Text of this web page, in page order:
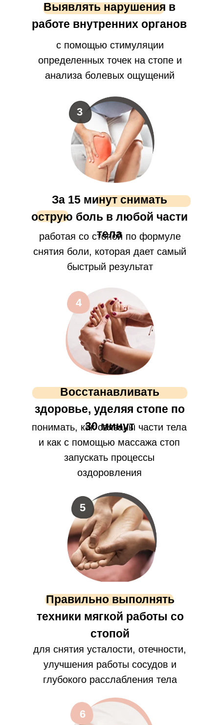
Правильно выполнять
техники мягкой работы со
стопой
Восстанавливать
здоровье, уделяя стопе по
30 минут
За 15 минут снимать
острую боль в любой части
тела
Выявлять нарушения в
работе внутренних органов
с помощью стимуляции
определенных точек на стопе и
анализа болевых ощущений
работая со стопой по формуле
снятия боли, которая дает самый
быстрый результат
понимать, как связаны части тела
и как с помощью массажа стоп
запускать процессы
оздоровления
для снятия усталости, отечности,
улучшения работы сосудов и
глубокого расслабления тела
3
4
5
6